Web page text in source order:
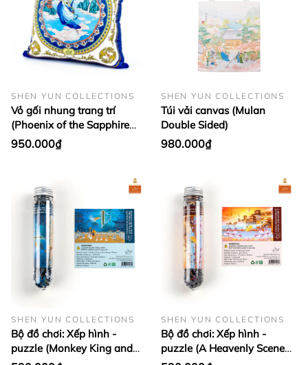
SHEN YUN COLLECTIONS
Vỏ gối nhung trang trí
(Phoenix of the Sapphire
World)
950.000₫
SHEN YUN COLLECTIONS
Túi vải canvas (Mulan
Double Sided)
980.000₫
SHEN YUN COLLECTIONS
Bộ đồ chơi: Xếp hình -
puzzle (Monkey King and
SHEN YUN COLLECTIONS
Bộ đồ chơi: Xếp hình -
puzzle (A Heavenly Scene